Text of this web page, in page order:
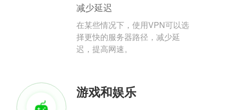
减少延迟
在某些情况下，使用VPN可以选
择更快的服务器路径，减少延
迟，提高网速。
游戏和娱乐